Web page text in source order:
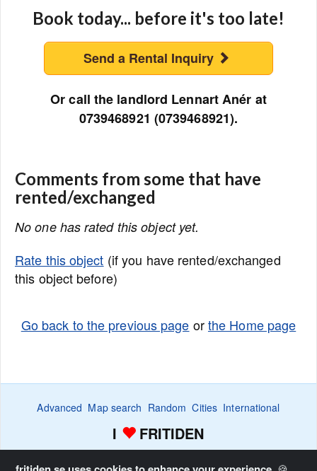
Book today... before it's too late!
Send a Rental Inquiry
Or call the landlord Lennart Anér at
0739468921 (0739468921).
Comments from some that have
rented/exchanged
No one has rated this object yet.
Rate this object (if you have rented/exchanged
this object before)
Go back to the previous page orthe Home page
Advanced Map search Random Cities International
I FRITIDEN